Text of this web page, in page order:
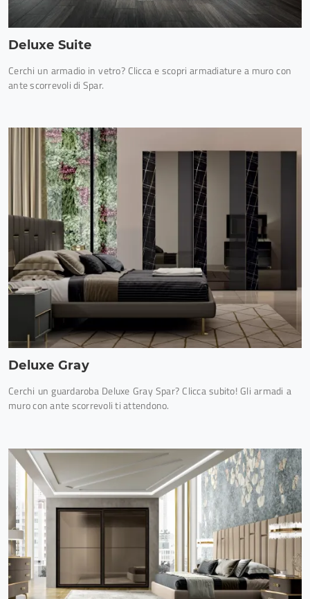
Deluxe Suite
Cerchi un armadio in vetro? Clicca e scopri armadiature a muro con
ante scorrevoli di Spar.
Deluxe Gray
Cerchi un guardaroba Deluxe Gray Spar? Clicca subito! Gli armadi a
muro con ante scorrevoli ti attendono.